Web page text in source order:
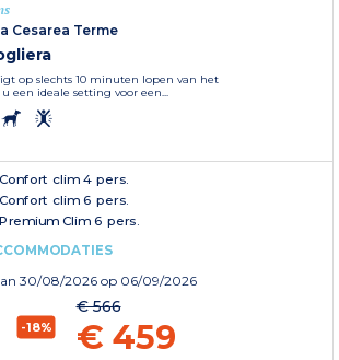
Cesarea Terme
op slechts 10 minuten lopen van het
een ideale setting voor een...
clim 4 pers.
clim 6 pers.
Clim 6 pers.
30/08/2026 op 06/09/2026
-18%
€ 566
€ 459